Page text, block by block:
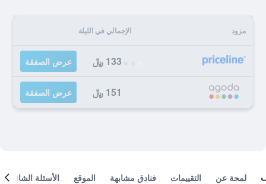
مزود الإجمالي في الليلة
133 ﷼ عرض الصفقة
151 ﷼ عرض الصفقة
لمحة عن التقييمات فنادق مشابهة الموقع الأسئلة الشائعة